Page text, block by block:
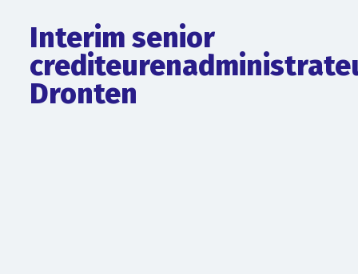
Interim senior
Dronten